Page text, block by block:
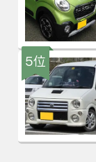
5位